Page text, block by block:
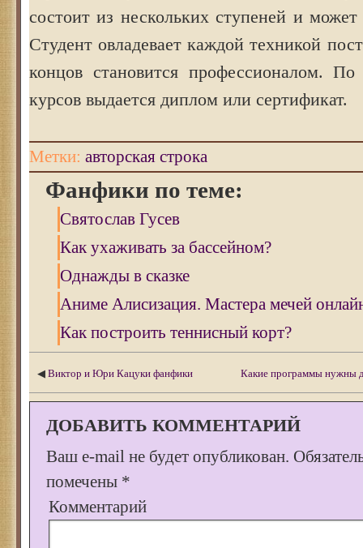
состоит из нескольких ступеней и может
Студент овладевает каждой техникой
концов становится профессионалом.
курсов выдается диплом или сертификат.
Метки: авторская строка
Фанфики по теме:
Святослав Гусев
Как ухаживать за бассейном?
Однажды в сказке
Аниме Алисизация. Мастера мечей
Как построить теннисный корт?
◀ Виктор и Юри Кацуки фанфики Какие программы нужны
ДОБАВИТЬ КОММЕНТАРИЙ
Ваш e-mail не будет опубликован.
помечены *
Комментарий